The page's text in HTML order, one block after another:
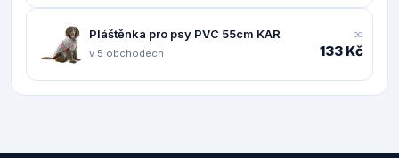
Pláštěnka pro psy PVC 55cm KAR
v 5 obchodech
od
133 Kč